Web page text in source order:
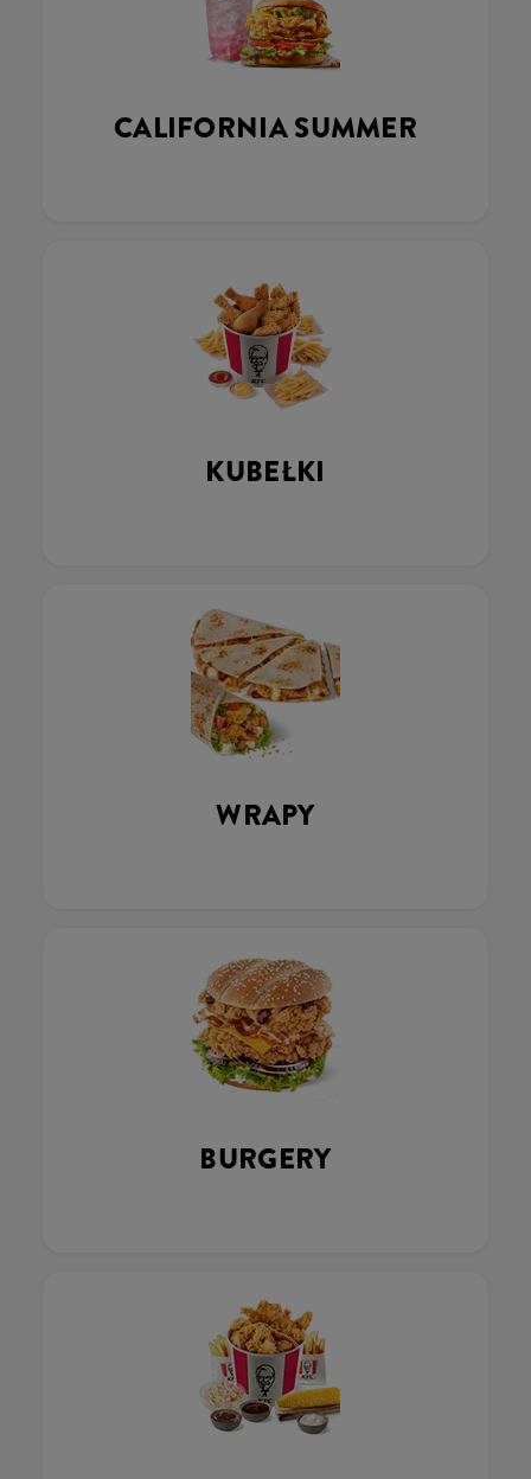
CALIFORNIA SUMMER
KUBEŁKI
WRAPY
BURGERY